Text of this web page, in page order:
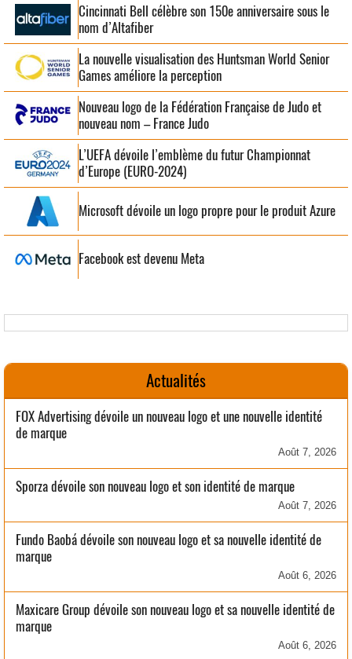
Cincinnati Bell célèbre son 150e anniversaire sous le
nom d’Altafiber
La nouvelle visualisation des Huntsman World Senior
Games améliore la perception
Nouveau logo de la Fédération Française de Judo et
nouveau nom – France Judo
L’UEFA dévoile l’emblème du futur Championnat
d’Europe (EURO-2024)
Microsoft dévoile un logo propre pour le produit Azure
Facebook est devenu Meta
Actualités
FOX Advertising dévoile un nouveau logo et une nouvelle identité
de marque
Août 7, 2026
Sporza dévoile son nouveau logo et son identité de marque
Août 7, 2026
Fundo Baobá dévoile son nouveau logo et sa nouvelle identité de
marque
Août 6, 2026
Maxicare Group dévoile son nouveau logo et sa nouvelle identité de
marque
Août 6, 2026